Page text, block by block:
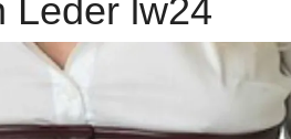
Leder lw24